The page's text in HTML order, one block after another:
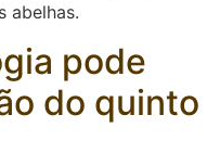
abelhas.
pode
do quinto